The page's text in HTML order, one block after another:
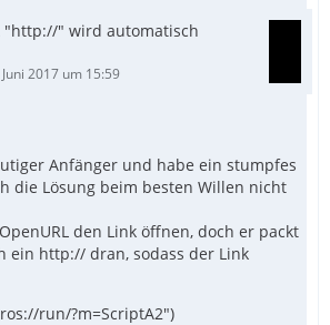
"http://" wird automatisch
Juni 2017 um 15:59
Anfänger und habe ein stumpfes
die Lösung beim besten Willen nicht
den Link öffnen, doch er packt
ein http:// dran, sodass der Link
run/?m=ScriptA2")